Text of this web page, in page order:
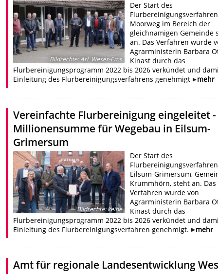
Bildrechte:ArL Weser-Ems
Der Start des
Flurbereinigungsverfahren
Moorweg im Bereich der
gleichnamigen Gemeinde
an. Das Verfahren wurde
Agrarministerin Barbara
Kinast durch das
Flurbereinigungsprogramm 2022 bis 2026 verkündet und
Einleitung des Flurbereinigungsverfahrens genehmigt
mehr
Vereinfachte Flurbereinigung eingeleitet -
Millionensumme für Wegebau in Eilsum-
Grimersum
Bildrechte:keine
Der Start des
Flurbereinigungsverfahren
Eilsum-Grimersum,
Krummhörn, steht an. Das
Verfahren wurde von
Agrarministerin Barbara
Kinast durch das
Flurbereinigungsprogramm 2022 bis 2026 verkündet und
Einleitung des Flurbereinigungsverfahren genehmigt.
mehr
Amt für regionale Landesentwicklung